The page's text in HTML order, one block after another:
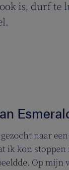
is, durf te
naar
ik kon
Op mijn